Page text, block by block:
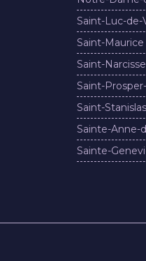
Saint-Luc-de-
Saint-Maurice
Saint-Narcisse
Saint-
Saint-Stanislas
Sainte-Anne-
Sainte-